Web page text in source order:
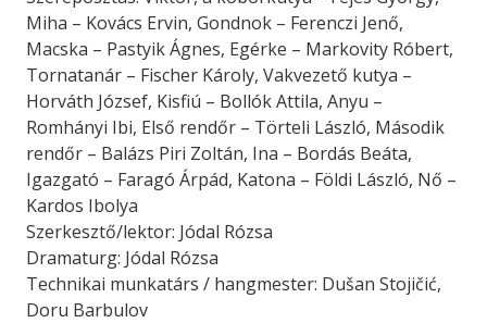
Miha – Kovács Ervin, Gondnok – Ferenczi Jenő,
Macska – Pastyik Ágnes, Egérke – Markovity Róbert,
Tornatanár – Fischer Károly, Vakvezető kutya –
Horváth József, Kisfiú – Bollók Attila, Anyu –
Romhányi Ibi, Első rendőr – Törteli László, Második
rendőr – Balázs Piri Zoltán, Ina – Bordás Beáta,
Igazgató – Faragó Árpád, Katona – Földi László, Nő –
Kardos Ibolya
Szerkesztő/lektor: Jódal Rózsa
Dramaturg: Jódal Rózsa
Technikai munkatárs / hangmester: Dušan Stojičić,
Doru Barbulov